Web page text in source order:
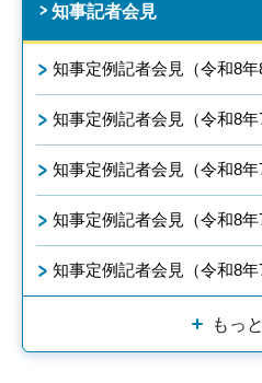
知事記者会見
知事定例記者会見（令和8年
知事定例記者会見（令和8年
知事定例記者会見（令和8年
知事定例記者会見（令和8年
知事定例記者会見（令和8年
もっ